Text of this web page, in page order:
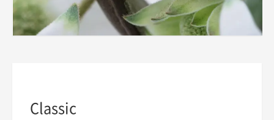
Classic